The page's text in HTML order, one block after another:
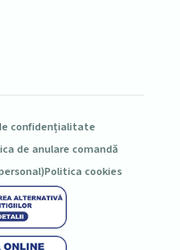
confidențialitate
de anulare comandă
Politica cookies